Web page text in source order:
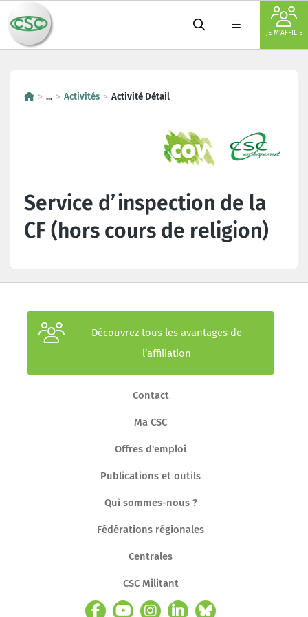
JE M'AFFILIE
... Activités Activité Détail
Service d’inspection de la
CF (hors cours de religion)
Découvrez tous les avantages de
l’affiliation
Contact
Ma CSC
Offres d'emploi
Publications et outils
Qui sommes-nous ?
Fédérations régionales
Centrales
CSC Militant